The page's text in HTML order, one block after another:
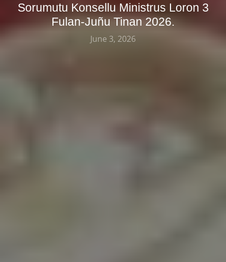
Sorumutu Konsellu Ministrus Loron 3
Fulan-Juñu Tinan 2026.
June 3, 2026